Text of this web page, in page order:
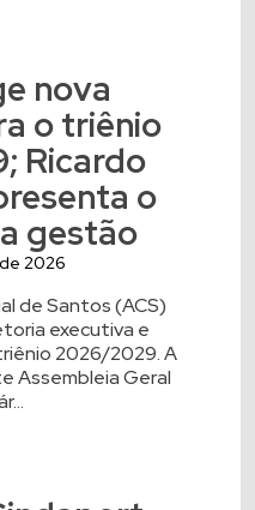
nova
o triênio
Ricardo
o
gestão
2026
de Santos (ACS)
executiva e
2026/2029. A
Assembleia Geral